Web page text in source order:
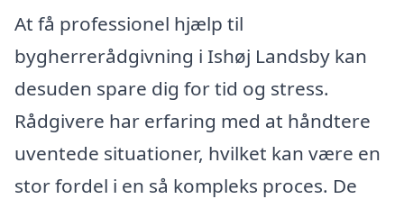
At få professionel hjælp til
bygherrerådgivning i Ishøj Landsby kan
desuden spare dig for tid og stress.
Rådgivere har erfaring med at håndtere
uventede situationer, hvilket kan være en
stor fordel i en så kompleks proces. De